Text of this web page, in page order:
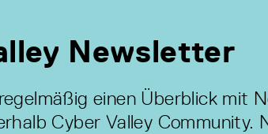
Newsletter
einen Überblick mit
Cyber Valley Community.